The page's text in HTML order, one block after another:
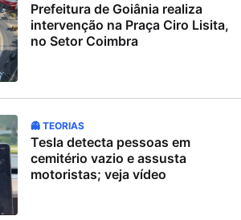
Prefeitura de Goiânia realiza
intervenção na Praça Ciro Lisita,
no Setor Coimbra
👻 TEORIAS
Tesla detecta pessoas em
cemitério vazio e assusta
motoristas; veja vídeo